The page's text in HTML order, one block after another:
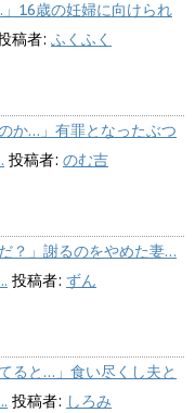
16歳の妊婦に向けられ
稿者: ふくふく
か…」有罪となったぶつ
投稿者: のむ吉
？」謝るのをやめた妻…
投稿者: ずん
ると…」食い尽くし夫と
投稿者: しろみ